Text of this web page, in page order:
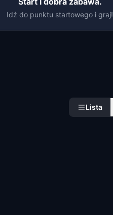
Idź do punktu startowego i graj!
Lista